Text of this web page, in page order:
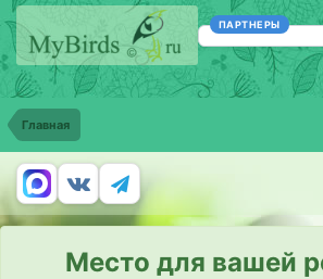
ПАРТНЕРЫ
Главная
Место для вашей